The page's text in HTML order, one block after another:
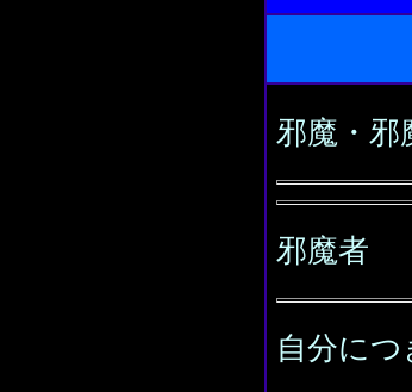
邪魔・邪
邪魔者
自分に